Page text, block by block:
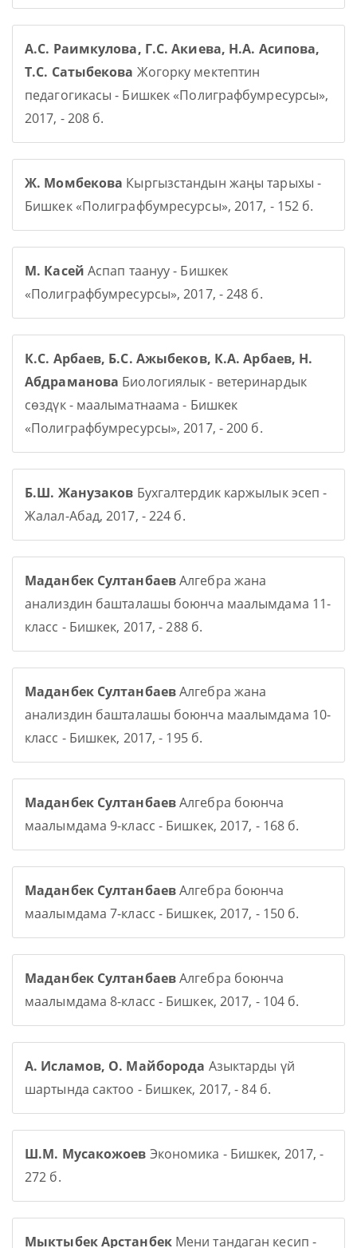
А.С. Раимкулова, Г.С. Акиева, Н.А. Асипова,
Т.С. Сатыбекова Жогорку мектептин
педагогикасы - Бишкек «Полиграфбумресурсы»,
2017, - 208 б.
Ж. Момбекова Кыргызстандын жаңы тарыхы -
Бишкек «Полиграфбумресурсы», 2017, - 152 б.
М. Касей Аспап таануу - Бишкек
«Полиграфбумресурсы», 2017, - 248 б.
К.С. Арбаев, Б.С. Ажыбеков, К.А. Арбаев, Н.
Абдраманова Биологиялык - ветеринардык
сөздүк - маалыматнаама - Бишкек
«Полиграфбумресурсы», 2017, - 200 б.
Б.Ш. Жанузаков Бухгалтердик каржылык эсеп -
Жалал-Абад, 2017, - 224 б.
Маданбек СултанбаевАлгебра жана
анализдин башталашы боюнча маалымдама 11-
класс - Бишкек, 2017, - 288 б.
Маданбек СултанбаевАлгебра жана
анализдин башталашы боюнча маалымдама 10-
класс - Бишкек, 2017, - 195 б.
Маданбек СултанбаевАлгебра боюнча
маалымдама 9-класс - Бишкек, 2017, - 168 б.
Маданбек СултанбаевАлгебра боюнча
маалымдама 7-класс - Бишкек, 2017, - 150 б.
Маданбек СултанбаевАлгебра боюнча
маалымдама 8-класс - Бишкек, 2017, - 104 б.
А. Исламов, О. Майборода Азыктарды үй
шартында сактоо - Бишкек, 2017, - 84 б.
Ш.М. Мусакожоев Экономика - Бишкек, 2017, -
272 б.
Мыктыбек АрстанбекМени тандаган кесип -